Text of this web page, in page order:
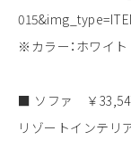
※カラー：ホワイト
■ ソファ ￥
リゾートインテリ